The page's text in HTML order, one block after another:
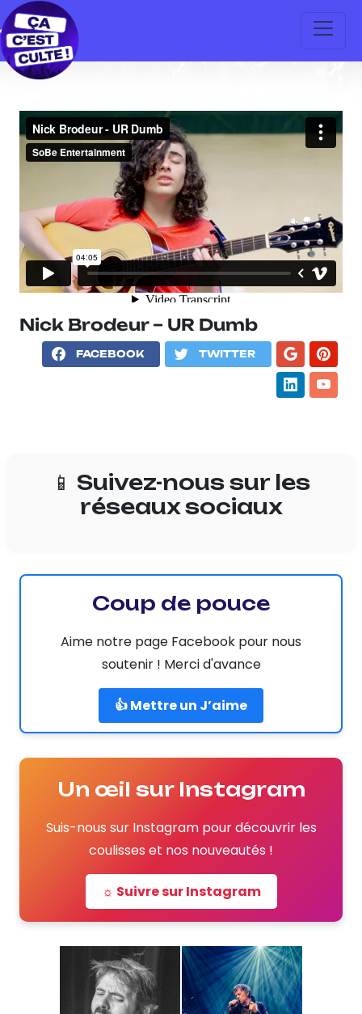
Nick Brodeur – UR Dumb
FACEBOOK TWITTER
📱 Suivez-nous sur les
réseaux sociaux
Coup de pouce
Aime notre page Facebook pour nous
soutenir ! Merci d'avance
👍 Mettre un J’aime
Un œil sur Instagram
Suis-nous sur Instagram pour découvrir les
coulisses et nos nouveautés !
☼ Suivre sur Instagram